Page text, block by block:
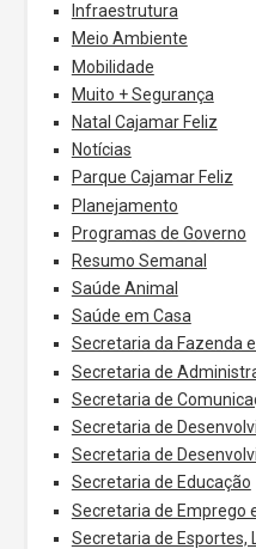
Infraestrutura
Meio Ambiente
Mobilidade
Muito + Segurança
Natal Cajamar Feliz
Notícias
Parque Cajamar Feliz
Planejamento
Programas de Governo
Resumo Semanal
Saúde Animal
Saúde em Casa
Secretaria da Fazenda
Secretaria de
Secretaria de
Secretaria de
Secretaria de
Secretaria de Educação
Secretaria de Emprego
Secretaria de Esportes,